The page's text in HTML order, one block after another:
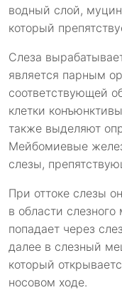
водный слой,
который
Слеза
является парным
соответствующей
клетки
также выделяют
Мейбомиевые
слезы,
При оттоке слезы
в области слезного
попадает через
далее в слезный
который
носовом ходе.